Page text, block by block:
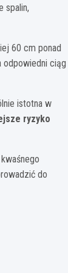
spalin,
60 cm ponad
odpowiedni ciąg
istotna w
ryzyko
do